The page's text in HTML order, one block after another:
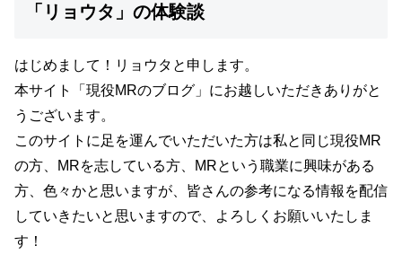
「リョウタ」の体験談
はじめまして！リョウタと申します。
本サイト
「現役MRのブログ」 にお越しいただきありがと
うございます。
このサイトに足を運んでいただいた方は私と同じ現役MR
の方、MRを志している方、MRという職業に興味がある
方、色々かと思いますが、 皆さんの参考になる情報を配信
していきたいと思いますので、よろしくお願いいたしま
す！